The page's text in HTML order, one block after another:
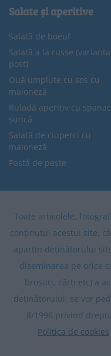
Salate și aperitive
Salată de boeuf
Salată a la russe
post)
Ouă umplute cu sos cu
maioneză
Ruladă aperitiv cu
șuncă
Salată de ciuperci cu
maioneză
Pastă de pește
Toate articolele,
conținutul acestui site,
aparțin deținătorului
diseminarea pe orice
broșuri, cărți etc) a
deținătorului, se vor
8/1996 privind
Politica de cookies